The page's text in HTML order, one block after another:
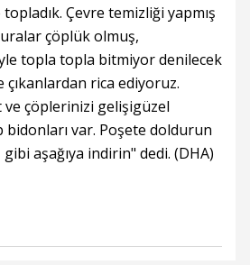
Çevre temizliği yapmış
çöplük olmuş,
topla topla bitmiyor denilecek
çıkanlardan rica ediyoruz.
ve çöplerinizi gelişigüzel
bidonları var. Poşete doldurun
gibi aşağıya indirin" dedi. (DHA)